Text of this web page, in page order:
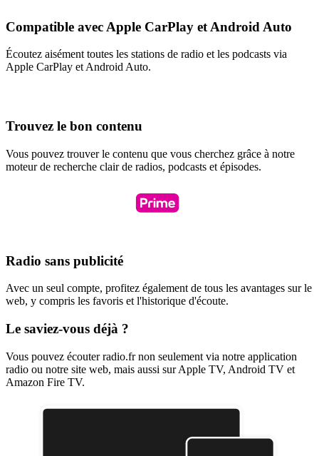
Compatible avec Apple CarPlay et Android Auto
Écoutez aisément toutes les stations de radio et les podcasts via
Apple CarPlay et Android Auto.
Trouvez le bon contenu
Vous pouvez trouver le contenu que vous cherchez grâce à notre
moteur de recherche clair de radios, podcasts et épisodes.
Radio sans publicité
Avec un seul compte, profitez également de tous les avantages sur le
web, y compris les favoris et l'historique d'écoute.
Le saviez-vous déjà ?
Vous pouvez écouter radio.fr non seulement via notre application
radio ou notre site web, mais aussi sur Apple TV, Android TV et
Amazon Fire TV.